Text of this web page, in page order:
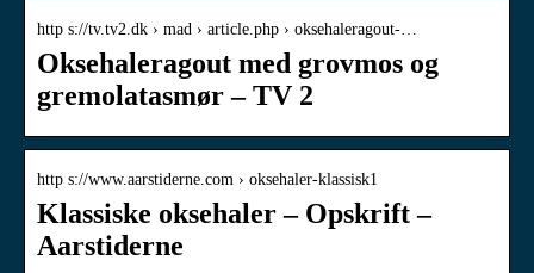
http s://tv.tv2.dk › mad › article.php › oksehaleragout-…
Oksehaleragout med grovmos og
gremolatasmør – TV 2
http s://www.aarstiderne.com › oksehaler-klassisk1
Klassiske oksehaler – Opskrift –
Aarstiderne